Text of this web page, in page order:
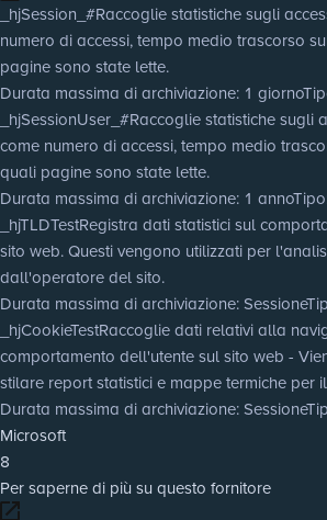
_hjSession_#Raccoglie statistiche sugli
numero di accessi, tempo medio trascorso
pagine sono state lette.
Durata massima di archiviazione: 1 giorno
_hjSessionUser_#Raccoglie statistiche sugli
come numero di accessi, tempo medio
quali pagine sono state lette.
Durata massima di archiviazione: 1 annoTipo
_hjTLDTestRegistra dati statistici sul
sito web. Questi vengono utilizzati per
dall'operatore del sito.
Durata massima di archiviazione: Sessione
_hjCookieTestRaccoglie dati relativi alla
comportamento dell'utente sul sito web -
stilare report statistici e mappe termiche per
Durata massima di archiviazione: Sessione
Microsoft
8
Per saperne di più su questo fornitore